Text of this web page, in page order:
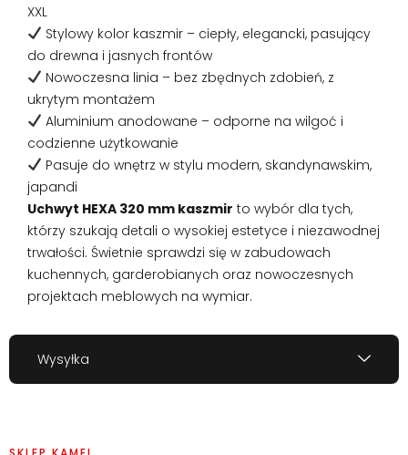
XXL
Stylowy kolor kaszmir – ciepły, elegancki, pasujący
do drewna i jasnych frontów
Nowoczesna linia – bez zbędnych zdobień, z
ukrytym montażem
Aluminium anodowane – odporne na wilgoć i
codzienne użytkowanie
Pasuje do wnętrz w stylu modern, skandynawskim,
japandi
Uchwyt HEXA 320 mm kaszmir to wybór dla tych,
którzy szukają detali o wysokiej estetyce i niezawodnej
trwałości. Świetnie sprawdzi się w zabudowach
kuchennych, garderobianych oraz nowoczesnych
projektach meblowych na wymiar.
Wysyłka